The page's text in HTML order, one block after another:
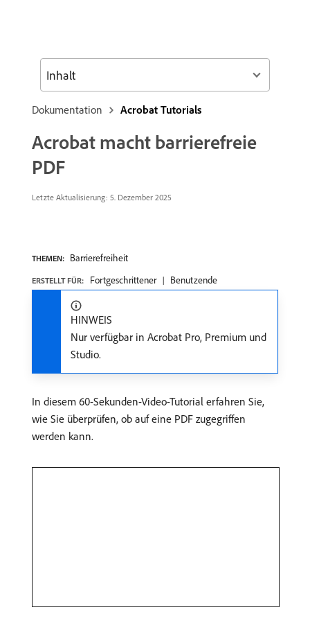
Dokumentation Acrobat Tutorials
Acrobat macht barrierefreie
PDF
Letzte Aktualisierung: 5. Dezember 2025
THEMEN: Barrierefreiheit
ERSTELLT FÜR: Fortgeschrittener Benutzende
HINWEIS
Nur verfügbar in Acrobat Pro, Premium und
Studio.
In diesem 60-Sekunden-Video-Tutorial erfahren Sie,
wie Sie überprüfen, ob auf eine PDF zugegriffen
werden kann.
Inhalt